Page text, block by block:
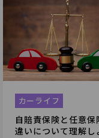
カーライフ
自賠責保険と任意保
違いについて理解し